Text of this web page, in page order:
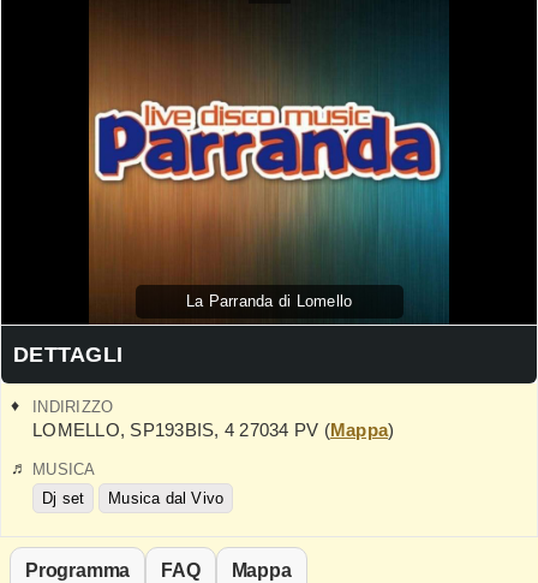
La Parranda di Lomello
DETTAGLI
INDIRIZZO
LOMELLO, SP193BIS, 4 27034 PV (Mappa)
MUSICA
Dj set
Musica dal Vivo
Programma FAQ Mappa